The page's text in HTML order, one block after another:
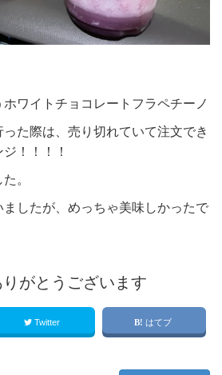
ワイトチョコレートフラペチーノ
た際は、売り切れていて注文でき
！！！！
。
したが、めっちゃ美味しかったで
がとうございます
Twitter はてブ